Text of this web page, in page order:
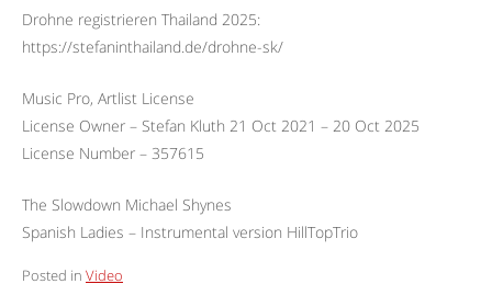
Drohne registrieren Thailand 2025:
https://stefaninthailand.de/drohne-sk/
Music Pro, Artlist License
License Owner – Stefan Kluth 21 Oct 2021 – 20 Oct 2025
License Number – 357615
The Slowdown Michael Shynes
Spanish Ladies – Instrumental version HillTopTrio
Posted in Video